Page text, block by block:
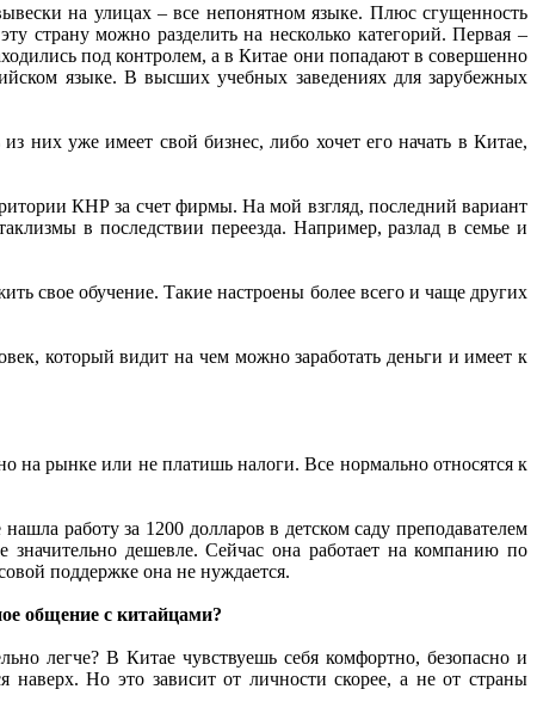
на улицах – все непонятном языке. Плюс сгущенность
страну можно разделить на несколько категорий. Первая –
под контролем, а в Китае они попадают в совершенно
языке. В высших учебных заведениях для зарубежных
них уже имеет свой бизнес, либо хочет его начать в Китае,
КНР за счет фирмы. На мой взгляд, последний вариант
в последствии переезда. Например, разлад в семье и
свое обучение. Такие настроены более всего и чаще других
который видит на чем можно заработать деньги и имеет к
на рынке или не платишь налоги. Все нормально относятся к
работу за 1200 долларов в детском саду преподавателем
дешевле. Сейчас она работает на компанию по
поддержке она не нуждается.
общение с китайцами?
легче? В Китае чувствуешь себя комфортно, безопасно и
Но это зависит от личности скорее, а не от страны